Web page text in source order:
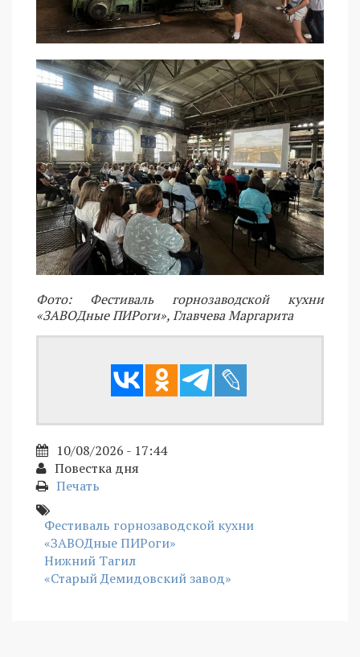
Фото: Фестиваль горнозаводской кухни
«ЗАВОДные ПИРоги», Главчева Маргарита
10/08/2026 - 17:44
Повестка дня
Печать
Фестиваль горнозаводской кухни
«ЗАВОДные ПИРоги»
Нижний Тагил
«Старый Демидовский завод»